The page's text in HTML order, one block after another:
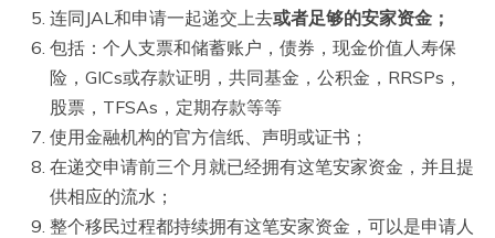
连同JAL和申请一起递交上去或者足够的安家资金；
包括：个人支票和储蓄账户，债券，现金价值人寿保
险，GICs或存款证明，共同基金，公积金，RRSPs，
股票，TFSAs，定期存款等等
使用金融机构的官方信纸、声明或证书；
在递交申请前三个月就已经拥有这笔安家资金，并且提
供相应的流水；
整个移民过程都持续拥有这笔安家资金，可以是申请人